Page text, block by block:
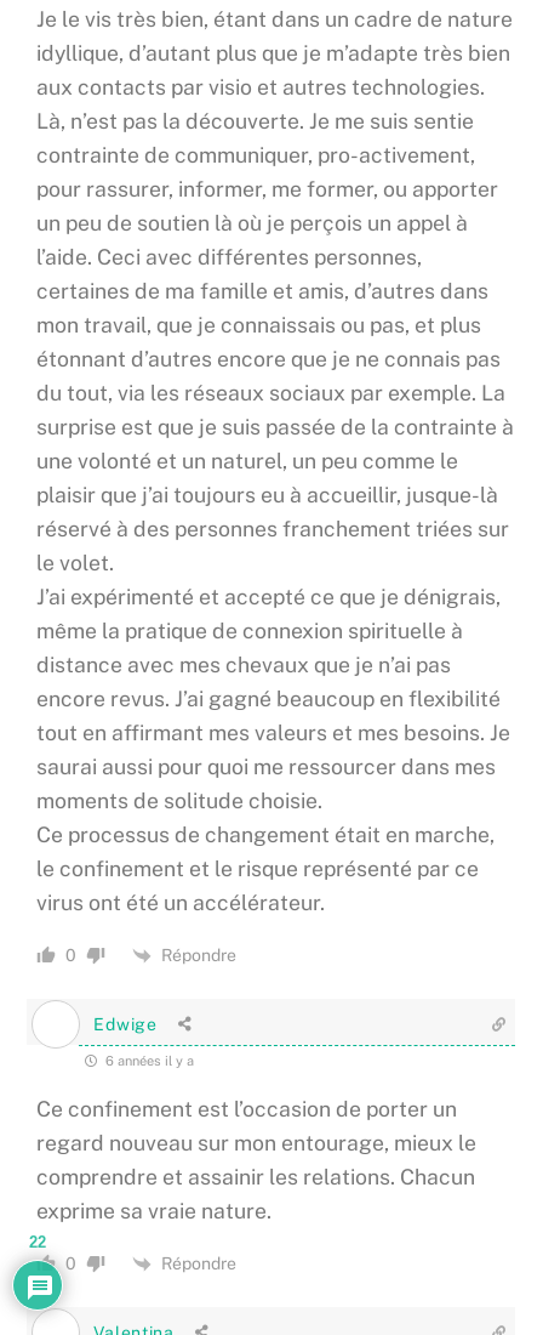
Je le vis très bien, étant dans un cadre de nature
idyllique, d’autant plus que je m’adapte très bien
aux contacts par visio et autres technologies.
Là, n’est pas la découverte. Je me suis sentie
contrainte de communiquer, pro-activement,
pour rassurer, informer, me former, ou apporter
un peu de soutien là où je perçois un appel à
l’aide. Ceci avec différentes personnes,
certaines de ma famille et amis, d’autres dans
mon travail, que je connaissais ou pas, et plus
étonnant d’autres encore que je ne connais pas
du tout, via les réseaux sociaux par exemple. La
surprise est que je suis passée de la contrainte à
une volonté et un naturel, un peu comme le
plaisir que j’ai toujours eu à accueillir, jusque-là
réservé à des personnes franchement triées sur
le volet.
J’ai expérimenté et accepté ce que je dénigrais,
même la pratique de connexion spirituelle à
distance avec mes chevaux que je n’ai pas
encore revus. J’ai gagné beaucoup en flexibilité
tout en affirmant mes valeurs et mes besoins. Je
saurai aussi pour quoi me ressourcer dans mes
moments de solitude choisie.
Ce processus de changement était en marche,
le confinement et le risque représenté par ce
virus ont été un accélérateur.
0 Répondre
Edwige
6 années il y a
Ce confinement est l’occasion de porter un
regard nouveau sur mon entourage, mieux le
comprendre et assainir les relations. Chacun
exprime sa vraie nature.
0 Répondre
22